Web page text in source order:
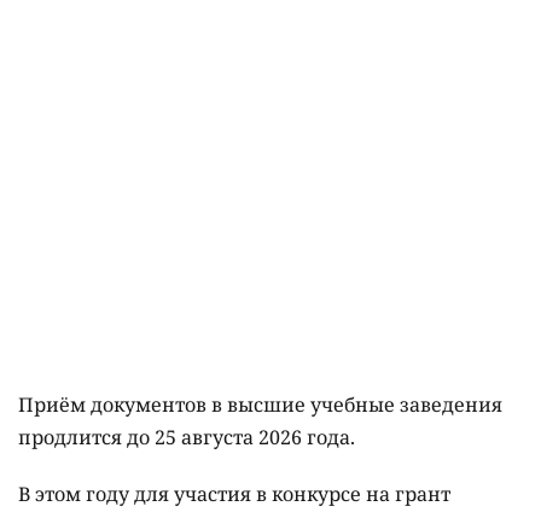
Приём документов в высшие учебные заведения
продлится до 25 августа 2026 года.
В этом году для участия в конкурсе на грант